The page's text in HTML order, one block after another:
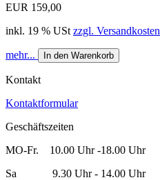
EUR 159,00
inkl. 19 % USt zzgl. Versandkosten
mehr... In den Warenkorb
Kontakt
Kontaktformular
Geschäftszeiten
MO-Fr. 10.00 Uhr -18.00 Uhr
Sa 9.30 Uhr - 14.00 Uhr